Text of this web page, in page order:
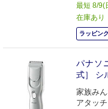
最短 8/9(
在庫あり
ラッピン
パナソ
式］ シ
家族み
アタッ